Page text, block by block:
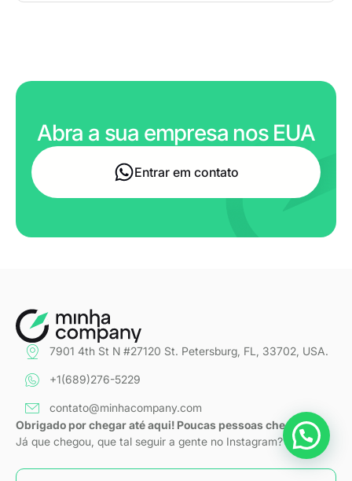
Abra a sua empresa nos EUA
Entrar em contato
7901 4th St N #27120 St. Petersburg, FL, 33702, USA.
+1(689)276-5229
contato@minhacompany.com
Obrigado por chegar até aqui! Poucas pessoas chegam.
Já que chegou, que tal seguir a gente no Instagram?